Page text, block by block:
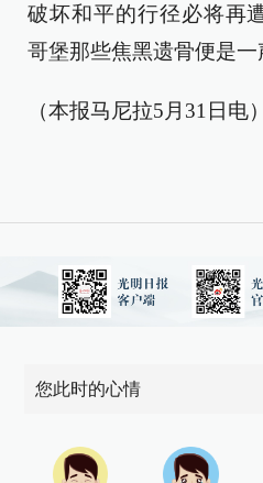
破坏和平的行径必将再
哥堡那些焦黑遗骨便是
（本报马尼拉5月31日电）
您此时的心情